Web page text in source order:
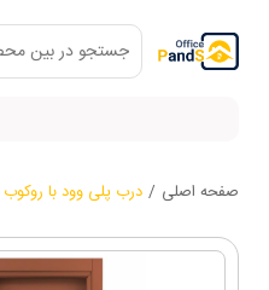
صفحه اصلی / درب پلی وود با روکوب مدل الیت